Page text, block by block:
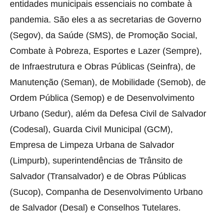
entidades municipais essenciais no combate à
pandemia. São eles a as secretarias de Governo
(Segov), da Saúde (SMS), de Promoção Social,
Combate à Pobreza, Esportes e Lazer (Sempre),
de Infraestrutura e Obras Públicas (Seinfra), de
Manutenção (Seman), de Mobilidade (Semob), de
Ordem Pública (Semop) e de Desenvolvimento
Urbano (Sedur), além da Defesa Civil de Salvador
(Codesal), Guarda Civil Municipal (GCM),
Empresa de Limpeza Urbana de Salvador
(Limpurb), superintendências de Trânsito de
Salvador (Transalvador) e de Obras Públicas
(Sucop), Companha de Desenvolvimento Urbano
de Salvador (Desal) e Conselhos Tutelares.